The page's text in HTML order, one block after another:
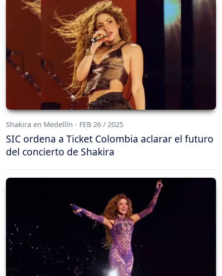
Shakira en Medellín - FEB 26 / 2025
SIC ordena a Ticket Colombia aclarar el futuro
del concierto de Shakira